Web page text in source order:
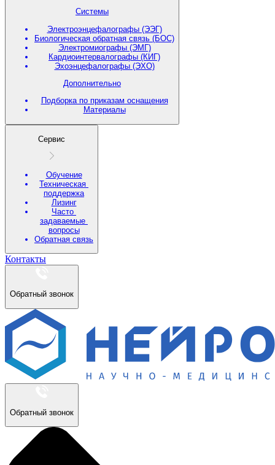
Системы
Электроэнцефалографы (ЭЭГ)
Биологическая обратная связь (БОС)
Электромиографы (ЭМГ)
Кардиоинтервалографы (КИГ)
Эхоэнцефалографы (ЭХО)
Дополнительно
Подборка по приказам оснащения
Материалы
Сервис
Обучение
Техническая
поддержка
Лизинг
Часто
задаваемые
вопросы
Обратная связь
Контакты
Обратный звонок
Обратный звонок